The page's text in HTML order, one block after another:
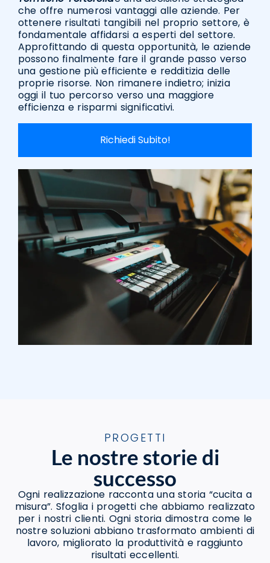
che offre numerosi vantaggi alle aziende. Per
ottenere risultati tangibili nel proprio settore, è
fondamentale affidarsi a esperti del settore.
Approfittando di questa opportunità, le aziende
possono finalmente fare il grande passo verso
una gestione più efficiente e redditizia delle
proprie risorse. Non rimanere indietro; inizia
oggi il tuo percorso verso una maggiore
efficienza e risparmi significativi.
Richiedi Subito!
PROGETTI
Le nostre storie di
successo
Ogni realizzazione racconta una storia “cucita a
misura”. Sfoglia i progetti che abbiamo realizzato
per i nostri clienti. Ogni storia dimostra come le
nostre soluzioni abbiano trasformato ambienti di
lavoro, migliorato la produttività e raggiunto
risultati eccellenti.